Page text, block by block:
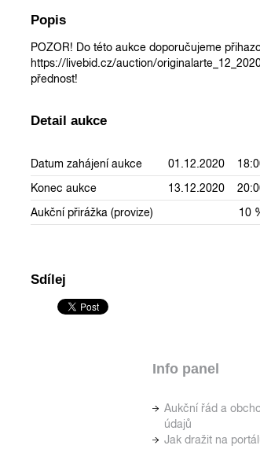
Popis
POZOR! Do této aukce doporučujeme
https://livebid.cz/auction/
přednost!
Detail aukce
Datum zahájení aukce
01.12.2020
Konec aukce
13.12.2020
Aukční přirážka (provize)
10
Sdílej
Info panel
Aukční řád a
údajů
Jak dražit na